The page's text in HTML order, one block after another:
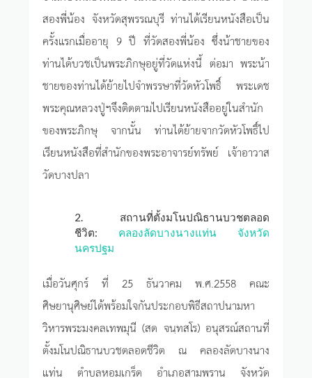
สองพี่น้อง จังหวัดสุพรรณบุรี ท่านได้เรียนหนังสือเป็น
ครั้งแรกเมื่ออายุ 9 ปี ที่วัดสองพี่น้อง ซึ่งน้าชายของ
ท่านได้บวชเป็นพระภิกษุอยู่ที่วัดแห่งนี้ ต่อมา พระน้า
ชายของท่านได้ย้ายไปจำพรรษาที่วัดหัวโพธิ์ พระเดช
พระคุณหลวงปู่ฯจึงติดตามไปเรียนหนังสืออยู่ในสำนัก
ของพระภิกษุ จากนั้น ท่านได้ย้ายจากวัดหัวโพธิ์ไป
เรียนหนังสือที่สำนักของพระอาจารย์ทรัพย์ เจ้าอาวาส
วัดบางปลา
2. สถานที่ตั้งมโนปณิธานบวชตลอด
ชีวิต: คลองลัดบางนางแท่น จังหวัด
นครปฐม
เมื่อวันศุกร์ ที่ 25 ธันวาคม พ.ศ.2558 คณะ
ศิษยานุศิษย์ได้พร้อมใจกันประกอบพิธีสถาปนามหา
วิหารพระมงคลเทพมุนี (สด จนฺทสโร) อนุสรณ์สถานที่
ตั้งมโนปณิธานบวชตลอดชีวิต ณ คลองลัดบางนาง
แท่น ตำบลหอมเกร็ด อำเภอสามพราน จังหวัด